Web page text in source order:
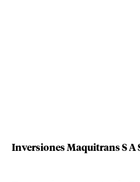
Inversiones Maquitrans S A